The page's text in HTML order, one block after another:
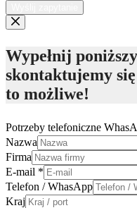
Wypełnij
skontaktujemy
to możliwe!
Potrzeby telefoniczne
Nazwa
Firma
E-mail *
Telefon / WhasApp
Kraj